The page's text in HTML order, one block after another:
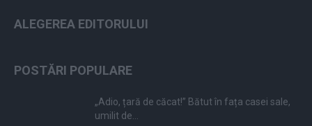
ALEGEREA EDITORULUI
POSTĂRI POPULARE
„Adio, țară de căcat!” Bătut în fața casei sale,
umilit de...